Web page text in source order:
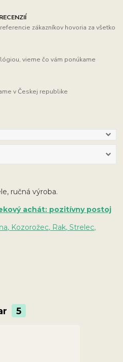
zákazníkov hovoria za všetko
vieme čo vám ponúkame
v Českej republike
ručná výroba.
achát: pozitívny postoj
Kozorožec, Rak, Strelec,
5